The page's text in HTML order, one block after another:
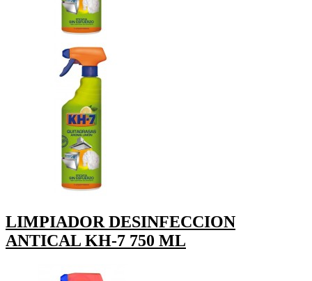
LIMPIADOR DESINFECCION
ANTICAL KH-7 750 ML